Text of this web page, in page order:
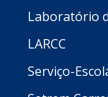
Laboratório
LARCC
Serviço-